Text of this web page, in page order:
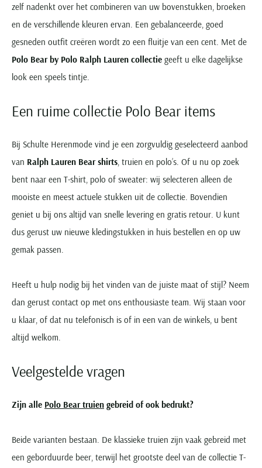
zelf nadenkt over het combineren van uw bovenstukken, broeken
en de verschillende kleuren ervan. Een gebalanceerde, goed
gesneden outfit creëren wordt zo een fluitje van een cent. Met de
Polo Bear by Polo Ralph Lauren collectie geeft u elke dagelijkse
look een speels tintje.
Een ruime collectie Polo Bear items
Bij Schulte Herenmode vind je een zorgvuldig geselecteerd aanbod
van Ralph Lauren Bear shirts , truien en polo’s. Of u nu op zoek
bent naar een T-shirt, polo of sweater: wij selecteren alleen de
mooiste en meest actuele stukken uit de collectie. Bovendien
geniet u bij ons altijd van snelle levering en gratis retour. U kunt
dus gerust uw nieuwe kledingstukken in huis bestellen en op uw
gemak passen.
Heeft u hulp nodig bij het vinden van de juiste maat of stijl? Neem
dan gerust contact op met ons enthousiaste team. Wij staan voor
u klaar, of dat nu telefonisch is of in een van de winkels, u bent
altijd welkom.
Veelgestelde vragen
Zijn alle Polo Bear truien gebreid of ook bedrukt?
Beide varianten bestaan. De klassieke truien zijn vaak gebreid met
een geborduurde beer, terwijl het grootste deel van de collectie T-